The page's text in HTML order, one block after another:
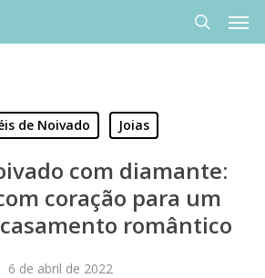
search
de Noivado Joias
com diamante:
coração para um
romântico
6 de abril de 2022